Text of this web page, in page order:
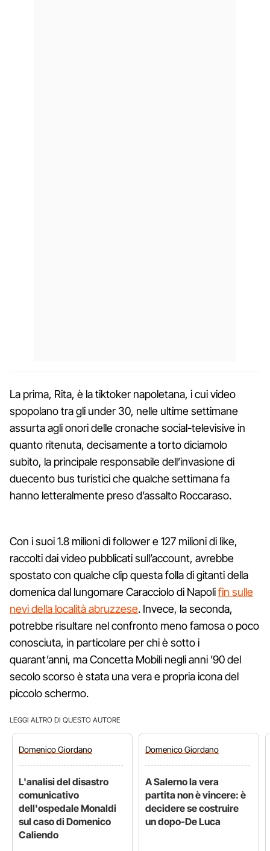
La prima, Rita, è la tiktoker napoletana, i cui video
spopolano tra gli under 30, nelle ultime settimane
assurta agli onori delle cronache social-televisive in
quanto ritenuta, decisamente a torto diciamolo
subito, la principale responsabile dell’invasione di
duecento bus turistici che qualche settimana fa
hanno letteralmente preso d’assalto Roccaraso.
Con i suoi 1.8 milioni di follower e 127 milioni di like,
raccolti dai video pubblicati sull’account, avrebbe
spostato con qualche clip questa folla di gitanti della
domenica dal lungomare Caracciolo di Napolifin sulle
nevi della località abruzzese. Invece, la seconda,
potrebbe risultare nel confronto meno famosa o poco
conosciuta, in particolare per chi è sotto i
quarant’anni, ma Concetta Mobili negli anni ’90 del
secolo scorso è stata una vera e propria icona del
piccolo schermo.
LEGGI ALTRO DI QUESTO AUTORE
DomenicoGiordano
L'analisi del disastro
comunicativo
dell'ospedale Monaldi
sul caso di Domenico
Caliendo
DomenicoGiordano
A Salerno la vera
partita non è vincere: è
decidere se costruire
un dopo-De Luca